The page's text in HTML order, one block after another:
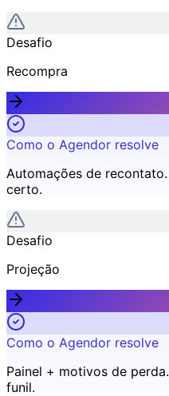
Desafio
Recompra
Como o Agendor resolve
Automações de recontato.
certo.
Desafio
Projeção
Como o Agendor resolve
Painel + motivos de perda.
funil.